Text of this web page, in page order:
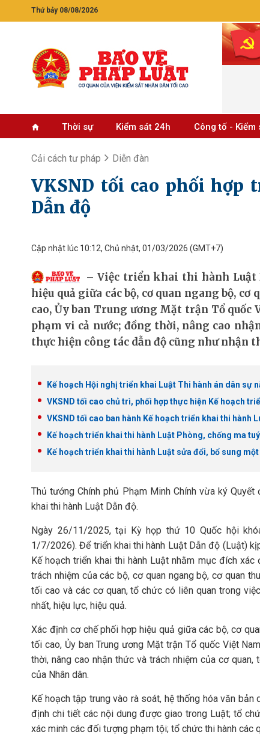
Thứ bảy 08/08/2026
Thời sự Kiểm sát 24h Công tố - Kiểm
Cải cách tư pháp Diễn đàn
VKSND tối cao phối
Dẫn độ
Cập nhật lúc 10:12, Chủ nhật, 01/03/2026 (GMT+7)
Việc triển khai thi hành Luật
hiệu quả giữa các bộ, cơ quan ngang bộ,
cao, Ủy ban Trung ương Mặt trận Tổ
phạm vi cả nước; đồng thời, nâng cao
thực hiện công tác dẫn độ cũng như nhận
Kế hoạch Hội nghị triển khai Luật Thi hành án dân sự
VKSND tối cao chủ trì, phối hợp thực hiện Kế hoạch
VKSND tối cao ban hành Kế hoạch triển khai thi hành
Kế hoạch triển khai thi hành Luật Phòng, chống ma tuý
Kế hoạch triển khai thi hành Luật sửa đổi, bổ sung
Thủ tướng Chính phủ Phạm Minh Chính vừa ký
khai thi hành Luật Dẫn độ.
Ngày 26/11/2025, tại Kỳ họp thứ 10 Quốc hội
1/7/2026). Để triển khai thi hành Luật Dẫn độ (Luật)
Kế hoạch triển khai thi hành Luật nhằm mục đích
trách nhiệm của các bộ, cơ quan ngang bộ, cơ quan
tối cao và các cơ quan, tổ chức có liên quan trong
nhất, hiệu lực, hiệu quả.
Xác định cơ chế phối hợp hiệu quả giữa các bộ, cơ
tối cao, Ủy ban Trung ương Mặt trận Tổ quốc Việt
thời, nâng cao nhận thức và trách nhiệm của cơ
của Nhân dân.
Kế hoạch tập trung vào rà soát, hệ thống hóa văn
định chi tiết các nội dung được giao trong Luật; tổ
xác minh các đối tượng phạm tội; tổ chức thi hành các